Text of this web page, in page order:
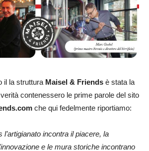
il la struttura Maisel & Friends è stata la
contenessero le prime parole del sito
che qui fedelmente riportiamo:
incontra il piacere, la
e le mura storiche incontrano